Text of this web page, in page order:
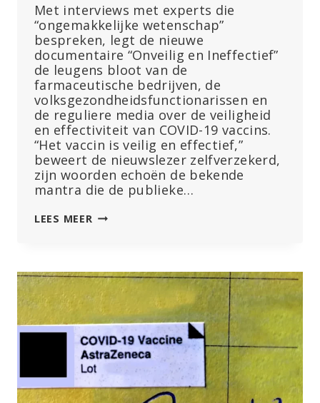
Met interviews met experts die
“ongemakkelijke wetenschap”
bespreken, legt de nieuwe
documentaire “Onveilig en Ineffectief”
de leugens bloot van de
farmaceutische bedrijven, de
volksgezondheidsfunctionarissen en
de reguliere media over de veiligheid
en effectiviteit van COVID-19 vaccins.
“Het vaccin is veilig en effectief,”
beweert de nieuwslezer zelfverzekerd,
zijn woorden echoën de bekende
mantra die de publieke…
LEES MEER FILM
EFFECTIEF’
MANTRA,
ONTMASKERT
FARMACEUTISCHE
‘LEUGENS’
OVER
COVID-
PRIKKEN